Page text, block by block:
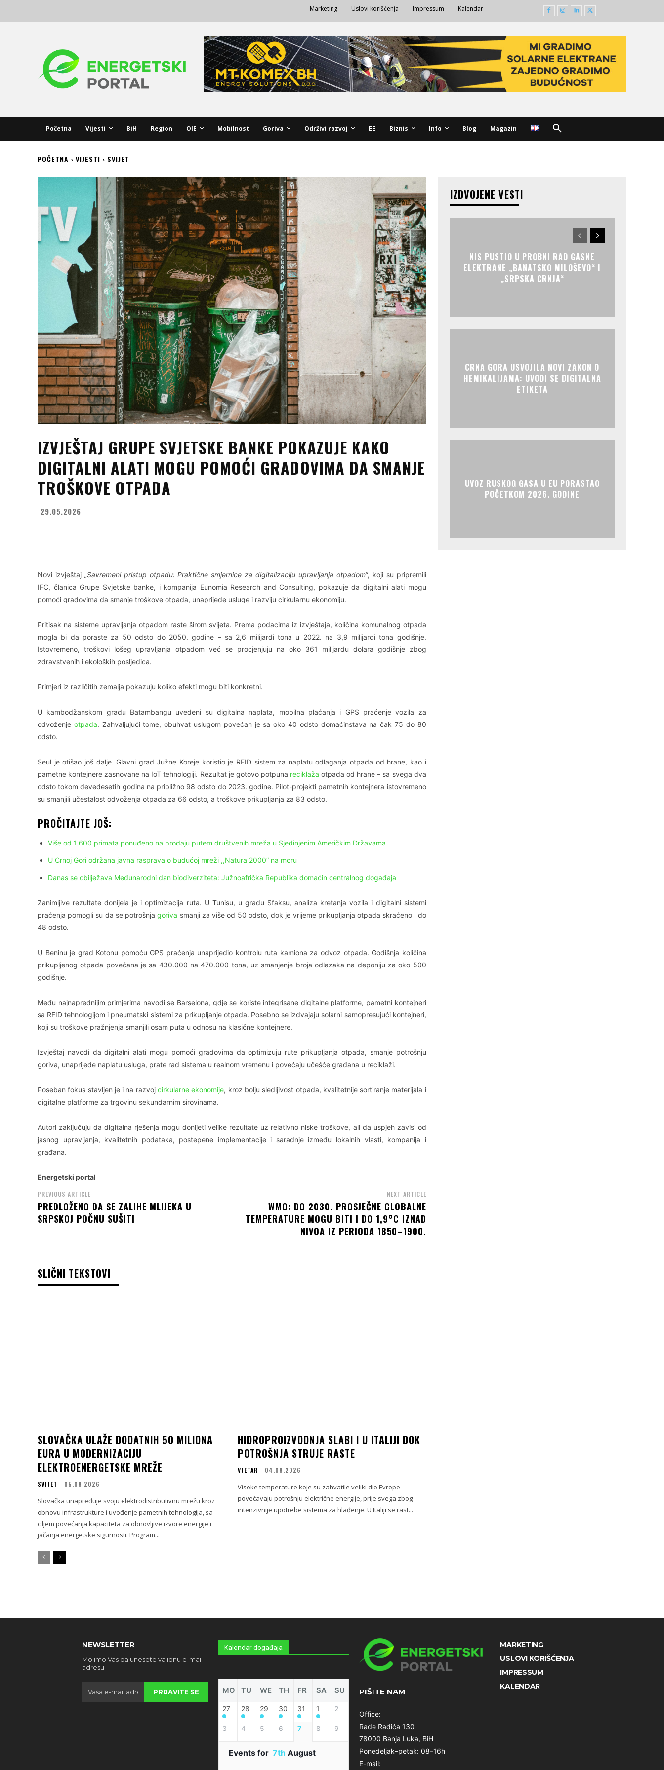
Marketing Uslovi korišćenja Impressum Kalendar
Početna Vijesti BiH Region OIE Mobilnost Goriva Održivi razvoj EE Biznis Info Blog Magazin
POČETNA VIJESTI SVIJET
IZVJEŠTAJ GRUPE SVJETSKE BANKE POKAZUJE KAKO
DIGITALNI ALATI MOGU POMOĆI GRADOVIMA DA SMANJE
TROŠKOVE OTPADA
29.05.2026
Novi izvještaj „Savremeni pristup otpadu: Praktične smjernice za digitalizaciju upravljanja otpadom“, koji su pripremili
IFC, članica Grupe Svjetske banke, i kompanija Eunomia Research and Consulting, pokazuje da digitalni alati mogu
pomoći gradovima da smanje troškove otpada, unaprijede usluge i razviju cirkularnu ekonomiju.
Pritisak na sisteme upravljanja otpadom raste širom svijeta. Prema podacima iz izvještaja, količina komunalnog otpada
mogla bi da poraste za 50 odsto do 2050. godine – sa 2,6 milijardi tona u 2022. na 3,9 milijardi tona godišnje.
Istovremeno, troškovi lošeg upravljanja otpadom već se procjenjuju na oko 361 milijardu dolara godišnje zbog
zdravstvenih i ekoloških posljedica.
Primjeri iz različitih zemalja pokazuju koliko efekti mogu biti konkretni.
U kambodžanskom gradu Batambangu uvedeni su digitalna naplata, mobilna plaćanja i GPS praćenje vozila za
odvoženje otpada. Zahvaljujući tome, obuhvat uslugom povećan je sa oko 40 odsto domaćinstava na čak 75 do 80
odsto.
Seul je otišao još dalje. Glavni grad Južne Koreje koristio je RFID sistem za naplatu odlaganja otpada od hrane, kao i
pametne kontejnere zasnovane na IoT tehnologiji. Rezultat je gotovo potpuna reciklaža otpada od hrane – sa svega dva
odsto tokom devedesetih godina na približno 98 odsto do 2023. godine. Pilot-projekti pametnih kontejnera istovremeno
su smanjili učestalost odvoženja otpada za 66 odsto, a troškove prikupljanja za 83 odsto.
PROČITAJTE JOŠ:
Više od 1.600 primata ponuđeno na prodaju putem društvenih mreža u Sjedinjenim Američkim Državama
U Crnoj Gori održana javna rasprava o budućoj mreži ,,Natura 2000” na moru
Danas se obilježava Međunarodni dan biodiverziteta: Južnoafrička Republika domaćin centralnog događaja
Zanimljive rezultate donijela je i optimizacija ruta. U Tunisu, u gradu Sfaksu, analiza kretanja vozila i digitalni sistemi
praćenja pomogli su da se potrošnjagoriva smanji za više od 50 odsto, dok je vrijeme prikupljanja otpada skraćeno i do
48 odsto.
U Beninu je grad Kotonu pomoću GPS praćenja unaprijedio kontrolu ruta kamiona za odvoz otpada. Godišnja količina
prikupljenog otpada povećana je sa 430.000 na 470.000 tona, uz smanjenje broja odlazaka na deponiju za oko 500
godišnje.
Među najnaprednijim primjerima navodi se Barselona, gdje se koriste integrisane digitalne platforme, pametni kontejneri
sa RFID tehnologijom i pneumatski sistemi za prikupljanje otpada. Posebno se izdvajaju solarni samopresujući kontejneri,
koji su troškove pražnjenja smanjili osam puta u odnosu na klasične kontejnere.
Izvještaj navodi da digitalni alati mogu pomoći gradovima da optimizuju rute prikupljanja otpada, smanje potrošnju
goriva, unaprijede naplatu usluga, prate rad sistema u realnom vremenu i povećaju učešće građana u reciklaži.
Poseban fokus stavljen je i na razvojcirkularne ekonomije, kroz bolju sledljivost otpada, kvalitetnije sortiranje materijala i
digitalne platforme za trgovinu sekundarnim sirovinama.
Autori zaključuju da digitalna rješenja mogu donijeti velike rezultate uz relativno niske troškove, ali da uspjeh zavisi od
jasnog upravljanja, kvalitetnih podataka, postepene implementacije i saradnje između lokalnih vlasti, kompanija i
građana.
Energetski portal
PREVIOUS ARTICLE
PREDLOŽENO DA SE ZALIHE MLIJEKA U
SRPSKOJ POČNU SUŠITI
NEXT ARTICLE
WMO: DO 2030. PROSJEČNE GLOBALNE
TEMPERATURE MOGU BITI I DO 1,9°C IZNAD
NIVOA IZ PERIODA 1850–1900.
SLIČNI TEKSTOVI
SLOVAČKA ULAŽE DODATNIH 50 MILIONA
EURA U MODERNIZACIJU
ELEKTROENERGETSKE MREŽE
SVIJET 05.08.2026
Slovačka unapređuje svoju elektrodistributivnu mrežu kroz
obnovu infrastrukture i uvođenje pametnih tehnologija, sa
ciljem povećanja kapaciteta za obnovljive izvore energije i
jačanja energetske sigurnosti. Program...
HIDROPROIZVODNJA SLABI I U ITALIJI DOK
POTROŠNJA STRUJE RASTE
VJETAR 04.08.2026
Visoke temperature koje su zahvatile veliki dio Evrope
povećavaju potrošnju električne energije, prije svega zbog
intenzivnije upotrebe sistema za hlađenje. U Italiji se rast...
IZDVOJENE VESTI
NIS PUSTIO U PROBNI RAD GASNE
ELEKTRANE „BANATSKO MILOŠEVO“ I
„SRPSKA CRNJA“
CRNA GORA USVOJILA NOVI ZAKON O
HEMIKALIJAMA: UVODI SE DIGITALNA
ETIKETA
UVOZ RUSKOG GASA U EU PORASTAO
POČETKOM 2026. GODINE
NEWSLETTER
Molimo Vas da unesete validnu e-mail
adresu
PRIJAVITE SE
Kalendar događaja
MO TU WE TH FR SA SU
27 28 29 30 31 1 2
3 4 5 6 7 8 9
Events for 7th August
PIŠITE NAM
Office:
Rade Radića 130
78000 Banja Luka, BiH
Ponedeljak–petak: 08–16h
E-mail:
MARKETING
USLOVI KORIŠĆENJA
IMPRESSUM
KALENDAR